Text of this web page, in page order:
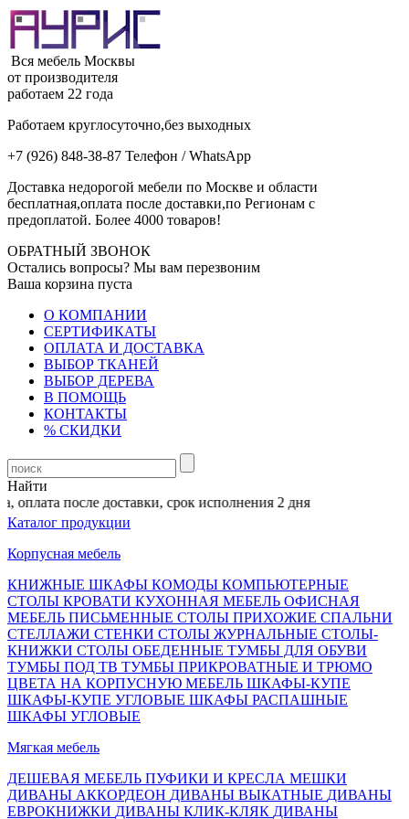
Вся мебель Москвы
от производителя
работаем 22 года
Работаем круглосуточно,без выходных
+7 (926) 848-38-87 Телефон / WhatsApp
Доставка недорогой мебели по Москве и области
бесплатная,оплата после доставки,по Регионам с
предоплатой. Более 4000 товаров!
ОБРАТНЫЙ ЗВОНОК
Остались вопросы? Мы вам перезвоним
Ваша корзина пуста
О КОМПАНИИ
СЕРТИФИКАТЫ
ОПЛАТА И ДОСТАВКА
ВЫБОР ТКАНЕЙ
ВЫБОР ДЕРЕВА
В ПОМОЩЬ
КОНТАКТЫ
% СКИДКИ
Найти
после доставки, срок исполнения 2 дня
Каталог продукции
Корпусная мебель
КНИЖНЫЕ ШКАФЫ КОМОДЫ КОМПЬЮТЕРНЫЕ
СТОЛЫ КРОВАТИ КУХОННАЯ МЕБЕЛЬ ОФИСНАЯ
МЕБЕЛЬ ПИСЬМЕННЫЕ СТОЛЫ ПРИХОЖИЕ СПАЛЬНИ
СТЕЛЛАЖИ СТЕНКИ СТОЛЫ ЖУРНАЛЬНЫЕ СТОЛЫ-
КНИЖКИ СТОЛЫ ОБЕДЕННЫЕ ТУМБЫ ДЛЯ ОБУВИ
ТУМБЫ ПОД ТВ ТУМБЫ ПРИКРОВАТНЫЕ И ТРЮМО
ЦВЕТА НА КОРПУСНУЮ МЕБЕЛЬ ШКАФЫ-КУПЕ
ШКАФЫ-КУПЕ УГЛОВЫЕ ШКАФЫ РАСПАШНЫЕ
ШКАФЫ УГЛОВЫЕ
Мягкая мебель
ДЕШЕВАЯ МЕБЕЛЬ ПУФИКИ И КРЕСЛА МЕШКИ
ДИВАНЫ АККОРДЕОН ДИВАНЫ ВЫКАТНЫЕ ДИВАНЫ
ЕВРОКНИЖКИ ДИВАНЫ КЛИК-КЛЯК ДИВАНЫ